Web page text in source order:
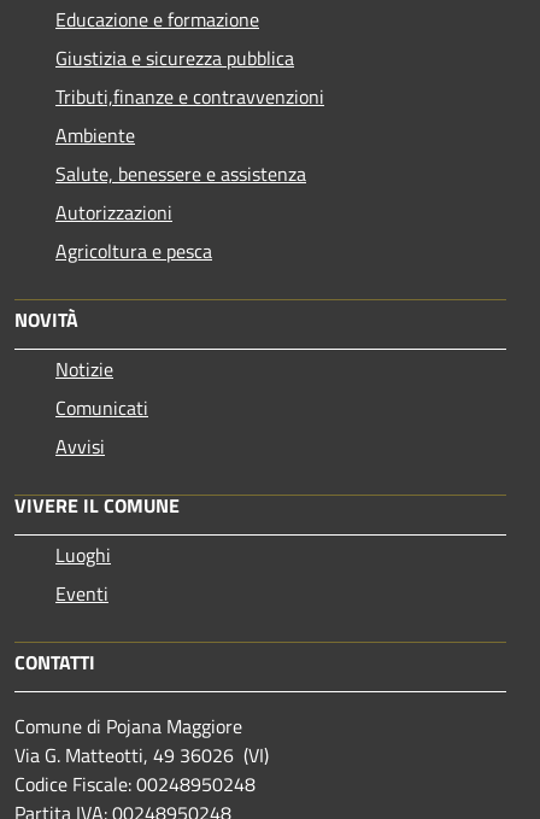
Educazione e formazione
Giustizia e sicurezza pubblica
Tributi,finanze e contravvenzioni
Ambiente
Salute, benessere e assistenza
Autorizzazioni
Agricoltura e pesca
NOVITÀ
Notizie
Comunicati
Avvisi
VIVERE IL COMUNE
Luoghi
Eventi
CONTATTI
Comune di Pojana Maggiore
Via G. Matteotti, 49 36026 (VI)
Codice Fiscale: 00248950248
Partita IVA: 00248950248